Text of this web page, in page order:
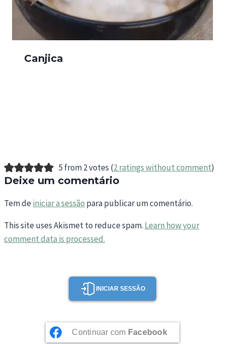
Canjica
5 from 2 votes (2 ratings without comment)
Deixe um comentário
Tem deiniciar a sessão para publicar um comentário.
This site uses Akismet to reduce spam. Learn how your
comment data is processed.
INICIAR SESSÃO
Continuar com Facebook